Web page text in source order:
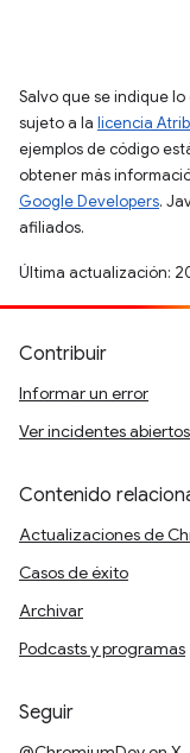
Salvo que se indique
sujeto a la licencia
ejemplos de código
obtener más
Google Developers.
afiliados.
Última actualización:
Contribuir
Informar un error
Ver incidentes abiertos
Contenido
Actualizaciones de
Casos de éxito
Archivar
Podcasts y programas
Seguir